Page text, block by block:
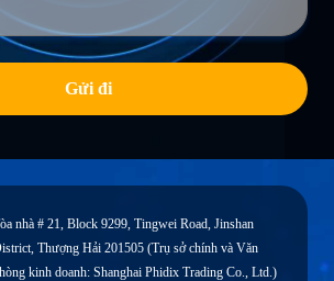
Gửi đi
nhà # 21, Block 9299, Tingwei Road, Jinshan
Thượng Hải 201505 (Trụ sở chính và Văn
kinh doanh: Shanghai Phidix Trading Co., Ltd.)